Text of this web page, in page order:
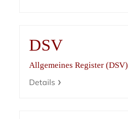
DSV
Allgemeines Register (DSV)
Details